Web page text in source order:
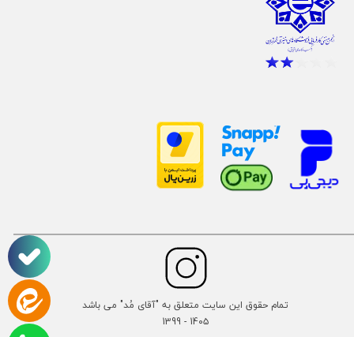
تمام حقوق این سایت متعلق به "آقای مُد" می باشد
14۰۵ - 1399